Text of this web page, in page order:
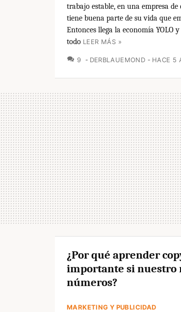
trabajo estable, en una empresa
tiene buena parte de su vida que
Entonces llega la economía YOLO
todo LEER MÁS »
9 COMENTARIOS
DERBLAUEMOND HACE 5
¿Por qué aprender
importante si nuestro
números?
MARKETING Y PUBLICIDAD